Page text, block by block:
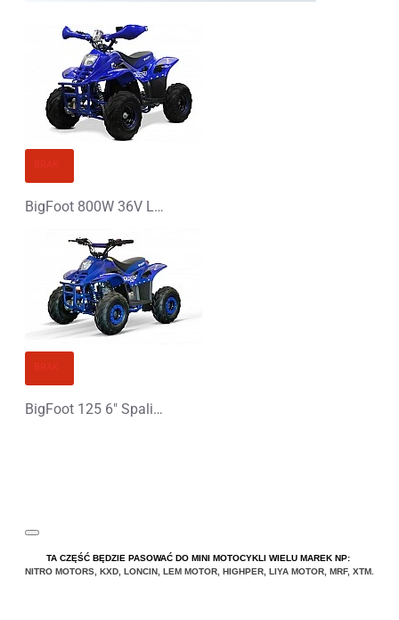
Ocena
Ocena
Zły Dobry
BigFoot 800W 36V L Elektryczny Quad
BigFoot 125 6" Spalinowy Midi Quad
TA CZĘŚĆ BĘDZIE PASOWAĆ DO MINI MOTOCYKLI WIELU MAREK NP:
NITRO MOTORS KXD LONCIN LEM MOTOR HIGHPER LIYA MOTOR MRF, XTM